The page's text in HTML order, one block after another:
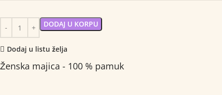
DODAJ U KORPU
Dodaj u listu želja
Ženska majica - 100 % pamuk